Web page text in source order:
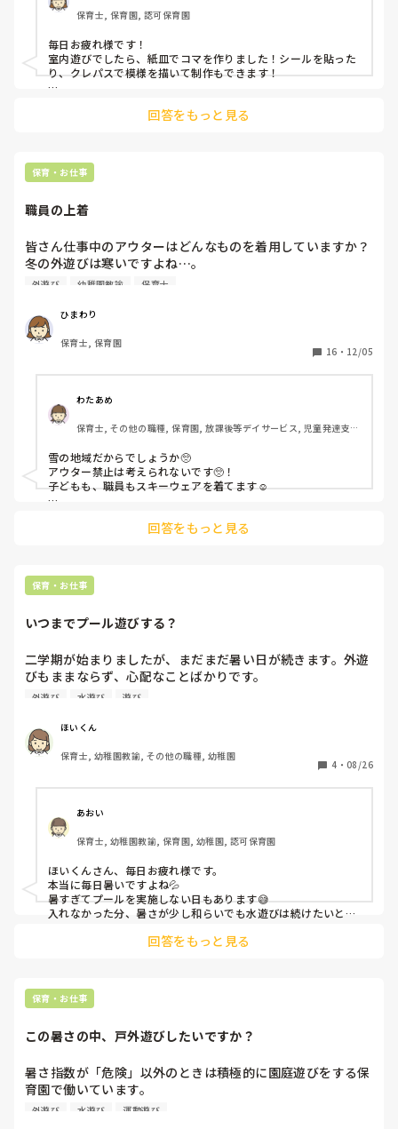
保育士, 保育園, 認可保育園
毎日お疲れ様です！
室内遊びでしたら、紙皿でコマを作りました！シールを貼った
り、クレパスで模様を描いて制作もできます！
丸い画用紙に同じくシールや模様を描いてもらい、先生が渦巻
スーパー袋の凧揚げも破れにくくオススメです！
回答をもっと見る
保育・お仕事
職員の上着
皆さん仕事中のアウターはどんなものを着用していますか？
冬の外遊びは寒いですよね…。
ちなみに前園では職員の上着着用は禁止でした！真冬も上着
今はUNIQLOのダウンを着てます！オススメがあれば教えて
ください✨
外遊び 幼稚園教諭 保育士
ひまわり
保育士, 保育園
16 ・ 12/05
わたあめ
保育士, その他の職種, 保育園, 放課後等デイサービス, 児童発達支援
雪の地域だからでしょうか🥺
アウター禁止は考えられないです🥺！
子どもも、職員もスキーウェアを着てます☺️
やはり、ユニクロか無印良品とかの薄手の中に着れるのが
回答をもっと見る
保育・お仕事
いつまでプール遊びする？
二学期が始まりましたが、まだまだ暑い日が続きます。外遊
びもままならず、心配なことばかりです。
んの園ではいつまでプール遊びを行いますか？
また、プールに入らなくても、水遊びはまだやるよーってい
年々暑い日が増えていって、プールの打ち切り時がわからな
くなっています。
外遊び 水遊び 遊び
ほいくん
保育士, 幼稚園教諭, その他の職種, 幼稚園
4 ・ 08/26
あおい
保育士, 幼稚園教諭, 保育園, 幼稚園, 認可保育園
ほいくんさん、毎日お疲れ様です。
本当に毎日暑いですよね💦
暑すぎてプールを実施しない日もあります😅
入れなかった分、暑さが少し和らいでも水遊びは続けたいとこ
水遊びで得られる経験も大事にしたいですよね！
回答をもっと見る
保育・お仕事
この暑さの中、戸外遊びしたいですか？
暑さ指数が「危険」以外のときは積極的に園庭遊びをする保
育園で働いています。
でも、「厳重警戒」でもかなり暑いですよね。しかも、本来
外遊び 水遊び 運動遊び